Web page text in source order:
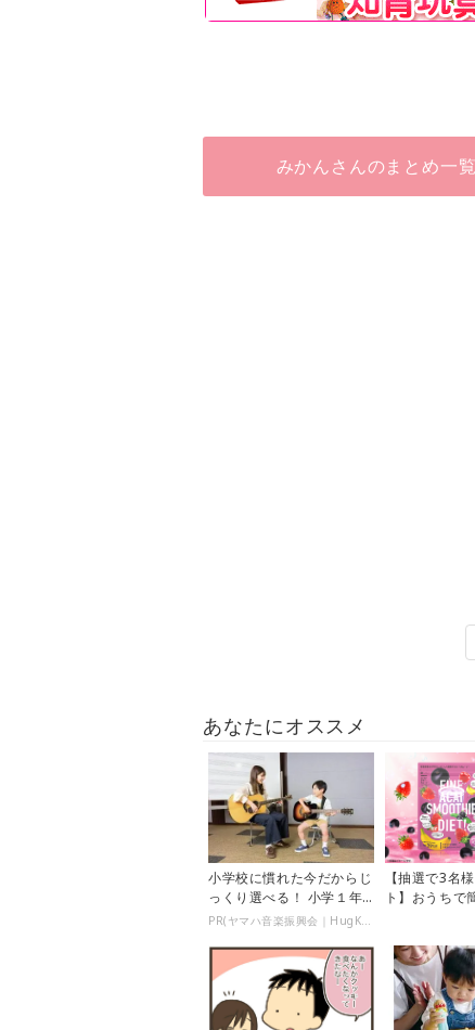
みかんさんのまとめ一覧
あなたにオススメ
小学校に慣れた今だからじ
っくり選べる！ 小学１年
生夏休みからの「音楽教
【抽選で3名
ト】おうちで